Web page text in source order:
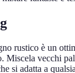
rustico è un
Miscela vecchi
si adatta a